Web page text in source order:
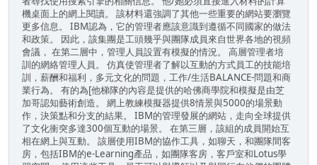
機桌面上的網上閱讀。 該材料還強調了其他一些重要的網站要瀏覽
更多信息。 IBM認為，它的管理者應該意識到遵循不同國家的做法
和政策。 因此，該集團是工頭幾乎與團隊成員來自世界各地的視頻
會議， 在第二層中，管理人員設置有模擬的情況。 高層管理者培
訓的網絡管理人員。 仿真使管理者了解以互動的方式員工的技能培
訓，薪酬和福利，多元文化的問題，工作/生活BALANCE-問題和商
業行為。 有的為[他梯隊的內容是提供的哈佛商學院和模擬是由芝
加哥認知藝術創造。 網上教練模擬器提供8情景與5000的場景動
作，決策點和分支的結果。 IBM的管理發展的網站，走向全球提供
了文化衝突多達300個互動的場景。 在第三層，該組的成員開始互
相在網上與互動。 該層使用IBM的協作工具，如聊天，和團隊間客
房，包括IBM的e-Learning產品，如團隊客房，客戶室和Lotus學